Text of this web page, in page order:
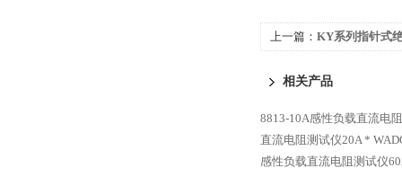
上一篇： KY系列指针式
相关产品
8813-10A感性负载直流电
直流电阻测试仪20A *
感性负载直流电阻测试仪